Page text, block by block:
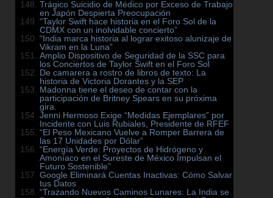
Trágico Suicidio de Médico por Exceso de Trabajo
en Japón Despierta Preocupación
“Taylor Swift hace historia en el Foro Sol de la
CDMX con un inolvidable concierto”
“India marca historia al lograr exitoso alunizaje de
Vikram en la Luna”
Amplio Dispositivo de Seguridad de la SSC para
los Conciertos de Taylor Swift en el Foro Sol
De camarera a rostro de libros de texto: La
historia de Victoria Dorantes y la SEP
Madonna tiene el deseo de contar con la
participación de Britney Spears en su próxima
gira.
Jenni Hermoso Exige “Medidas Ejemplares” por
Incidente con Luis Rubiales, Presidente de RFEF
“El Peso Mexicano Vuelve a Romper Barrera de
las 17 Unidades por Dólar”
“Energía Verde: Proyectos de Hidrógeno y
Amoníaco en el Sureste de México Impulsan el
Futuro Sostenible”
Google Eliminará Cuentas Inactivas: Cómo Salvar
tus Datos
“Trazando Nuevos Caminos Lunares: La India se